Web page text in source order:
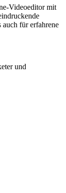
Videoeditor mit
für erfahrene
und